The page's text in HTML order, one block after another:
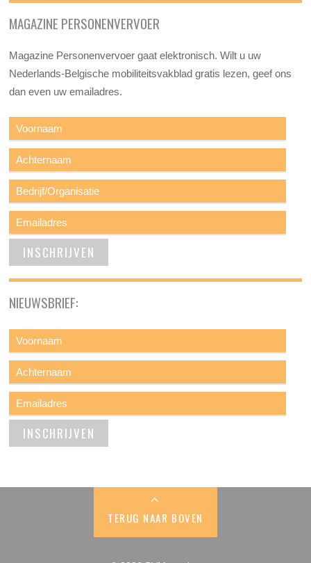
MAGAZINE PERSONENVERVOER
Magazine Personenvervoer gaat elektronisch. Wilt u uw
Nederlands-Belgische mobiliteitsvakblad gratis lezen, geef ons
dan even uw emailadres.
NIEUWSBRIEF:
TERUG NAAR BOVEN